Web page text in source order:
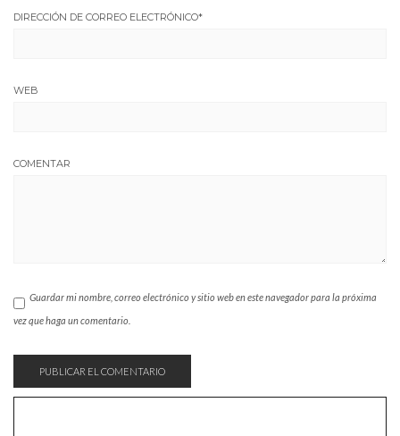
DIRECCIÓN DE CORREO ELECTRÓNICO*
WEB
COMENTAR
Guardar mi nombre, correo electrónico y sitio web en este navegador para la próxima
vez que haga un comentario.